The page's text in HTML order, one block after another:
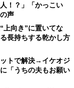
！？」「かっこい
声
上向き”に置いてな
長持ちする乾かし方
トで解決→イケオジ
「うちの夫もお願い